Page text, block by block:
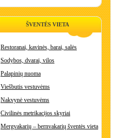
ŠVENTĖS VIETA
Restoranai, kavinės, barai, salės
Sodybos, dvarai, vilos
Palapinių nuoma
Viešbutis vestuvėms
Nakvynė vestuvėms
Civilinės metrikacijos skyriai
Mergvakarių – bernvakarių šventės vieta